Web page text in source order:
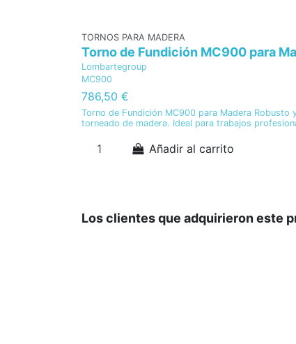
TORNOS PARA MADERA
Torno de Fundición MC900 para
Lombartegroup
MC900
786,50 €
Torno de Fundición MC900 para Madera
torneado de madera. Ideal para trabajos
Añadir al carrito
Los clientes que adquirieron este